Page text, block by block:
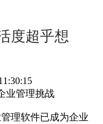
度超乎想
业管理挑战
理软件已成为企业